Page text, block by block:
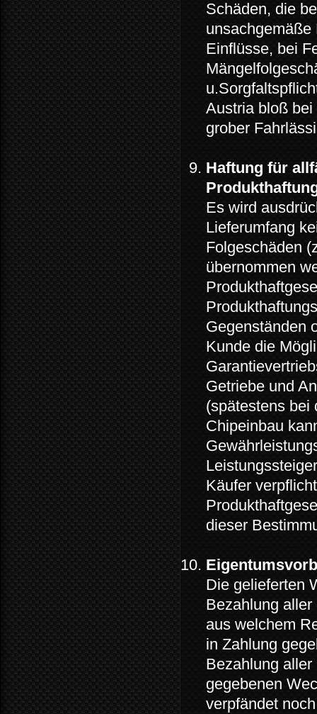
Schäden, die
unsachgemäße
Einflüsse, bei
Austria bloß
grober
Haftung für
Es wird
Lieferumfang
Folgeschäden
übernommen
Gegenständen
Kunde die
Getriebe und
(spätestens bei
Chipeinbau
Käufer
dieser
Die gelieferten
Bezahlung
aus welchem
in Zahlung
Bezahlung
gegebenen
verpfändet